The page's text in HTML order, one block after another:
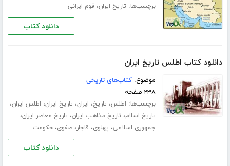
برچسب‌ها: تاریخ ایران، قوم ایرانی
دانلود کتاب
دانلود کتاب اطلس تاریخ ایران
موضوع:کتاب‌های تاریخی
۲۳۸ صفحه
برچسب‌ها: اطلس، تاریخ، ایران، تاریخ ایران، اطلس ایران،
تاریخ اسلام، تاریخ مذاهب ایران، تاریخ معاصر ایران،
جمهوری اسلامی، پهلوی، قاجار،صفوی،حکومت
دانلود کتاب